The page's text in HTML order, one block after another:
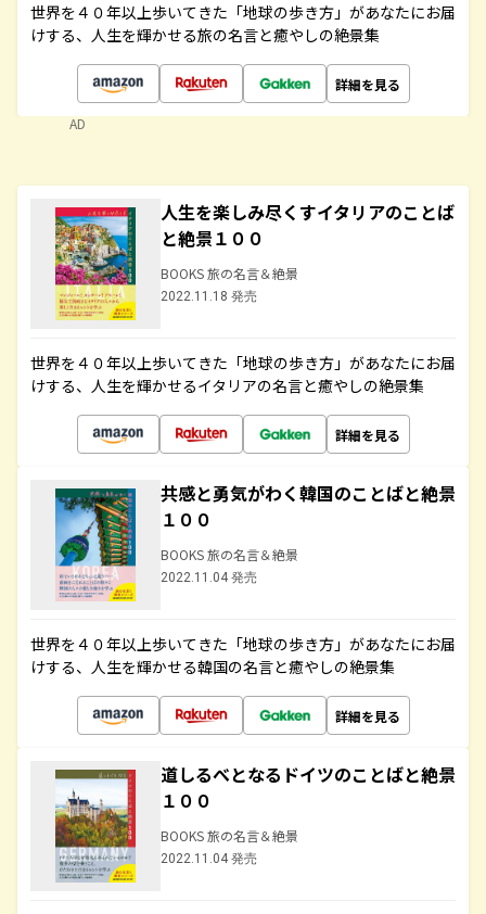
世界を４０年以上歩いてきた「地球の歩き方」があなたにお届
けする、人生を輝かせる旅の名言と癒やしの絶景集
詳細を見る
AD
人生を楽しみ尽くすイタリアのことば
と絶景１００
BOOKS 旅の名言＆絶景
2022.11.18 発売
世界を４０年以上歩いてきた「地球の歩き方」があなたにお届
けする、人生を輝かせるイタリアの名言と癒やしの絶景集
詳細を見る
共感と勇気がわく韓国のことばと絶景
１００
BOOKS 旅の名言＆絶景
2022.11.04 発売
世界を４０年以上歩いてきた「地球の歩き方」があなたにお届
けする、人生を輝かせる韓国の名言と癒やしの絶景集
詳細を見る
道しるべとなるドイツのことばと絶景
１００
BOOKS 旅の名言＆絶景
2022.11.04 発売